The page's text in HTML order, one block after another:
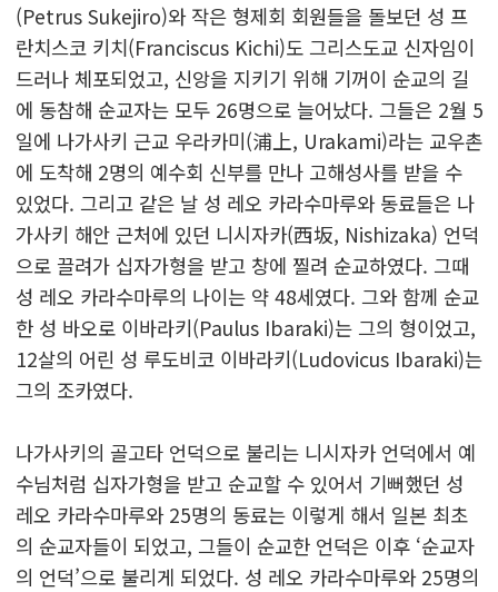
(Petrus Sukejiro)와 작은 형제회 회원들을 돌보던 성 프
란치스코 키치(Franciscus Kichi)도 그리스도교 신자임이
드러나 체포되었고, 신앙을 지키기 위해 기꺼이 순교의 길
에 동참해 순교자는 모두 26명으로 늘어났다. 그들은 2월 5
일에 나가사키 근교 우라카미(浦上, Urakami)라는 교우촌
에 도착해 2명의 예수회 신부를 만나 고해성사를 받을 수
있었다. 그리고 같은 날 성 레오 카라수마루와 동료들은 나
가사키 해안 근처에 있던 니시자카(西坂, Nishizaka) 언덕
으로 끌려가 십자가형을 받고 창에 찔려 순교하였다. 그때
성 레오 카라수마루의 나이는 약 48세였다. 그와 함께 순교
한 성 바오로 이바라키(Paulus Ibaraki)는 그의 형이었고,
12살의 어린 성 루도비코 이바라키(Ludovicus Ibaraki)는
그의 조카였다.
나가사키의 골고타 언덕으로 불리는 니시자카 언덕에서 예
수님처럼 십자가형을 받고 순교할 수 있어서 기뻐했던 성
레오 카라수마루와 25명의 동료는 이렇게 해서 일본 최초
의 순교자들이 되었고, 그들이 순교한 언덕은 이후 ‘순교자
의 언덕’으로 불리게 되었다. 성 레오 카라수마루와 25명의